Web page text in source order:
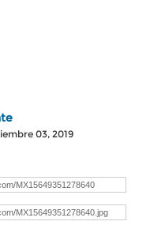
03, 2019